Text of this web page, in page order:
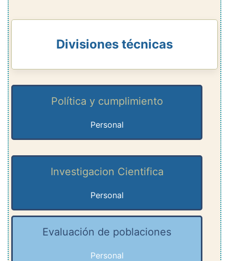
Divisiones técnicas
Política y cumplimiento
Personal
Investigacion Cientifica
Personal
Evaluación de poblaciones
Personal